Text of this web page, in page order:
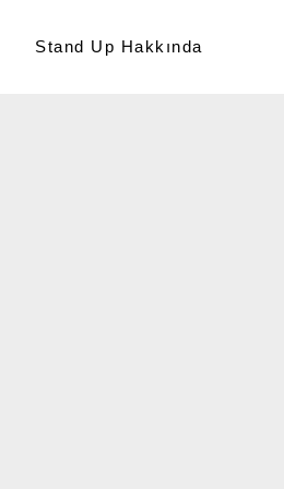
Stand Up Hakkında